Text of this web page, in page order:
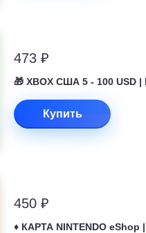
473 ₽
🎁 XBOX США 5 - 100
Купить
450 ₽
♦️ КАРТА NINTENDO